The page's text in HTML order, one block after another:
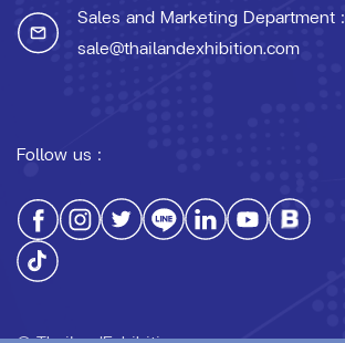
Sales and Marketing Department :
sale@thailandexhibition.com
Follow us :